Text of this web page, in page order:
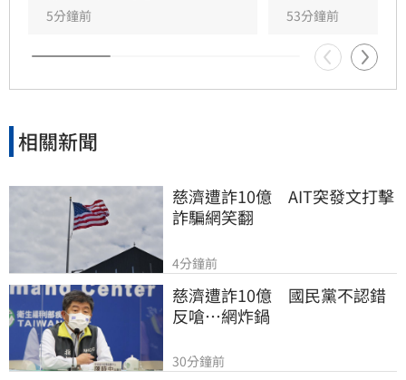
5分鐘前 53分鐘前
相關新聞
慈濟遭詐10億　AIT突發文打擊
詐騙網笑翻
4分鐘前
慈濟遭詐10億　國民黨不認錯
反嗆⋯網炸鍋
30分鐘前